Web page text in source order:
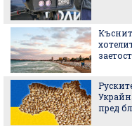
заетост
пред